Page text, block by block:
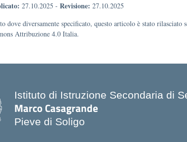
27.10.2025 - Revisione: 27.10.2025
dove diversamente specificato, questo articolo è stato rilasciato
Attribuzione 4.0 Italia.
Istituto di Istruzione Secondaria di
Marco Casagrande
Pieve di Soligo